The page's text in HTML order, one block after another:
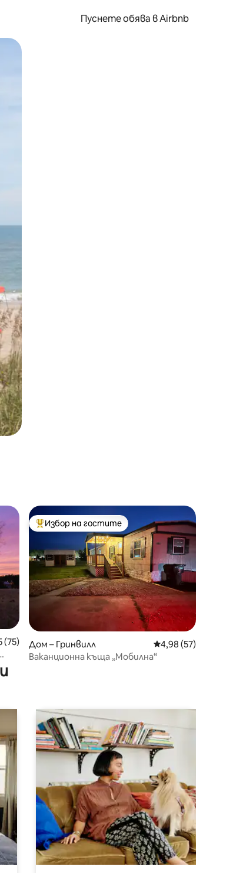
Пуснете обява в Airbnb
или плъзгане.
оценка: 5 от 5, 75 отзива
(75)
Най-популярен избор на гостите
Избор на гостите
Дом – Гринвилл Средна оценка:
4,98 (57)
Ваканционна къща „Мобилна“